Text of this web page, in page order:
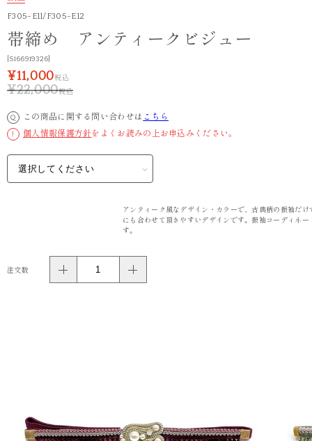
F305-E11/F305-E12
帯締め アンティークビジュー
[S166919326]
¥11,000税込
¥22,000税込
Q この商品に関する問い合わせは こちら
! 個人情報保護方針をよくお読みの上お申込みください。
アンティーク風なデザイン・カラーで、古典柄の振袖だ
にも合わせて頂きやすいデザインです。振袖コーディネ
す。
注文数